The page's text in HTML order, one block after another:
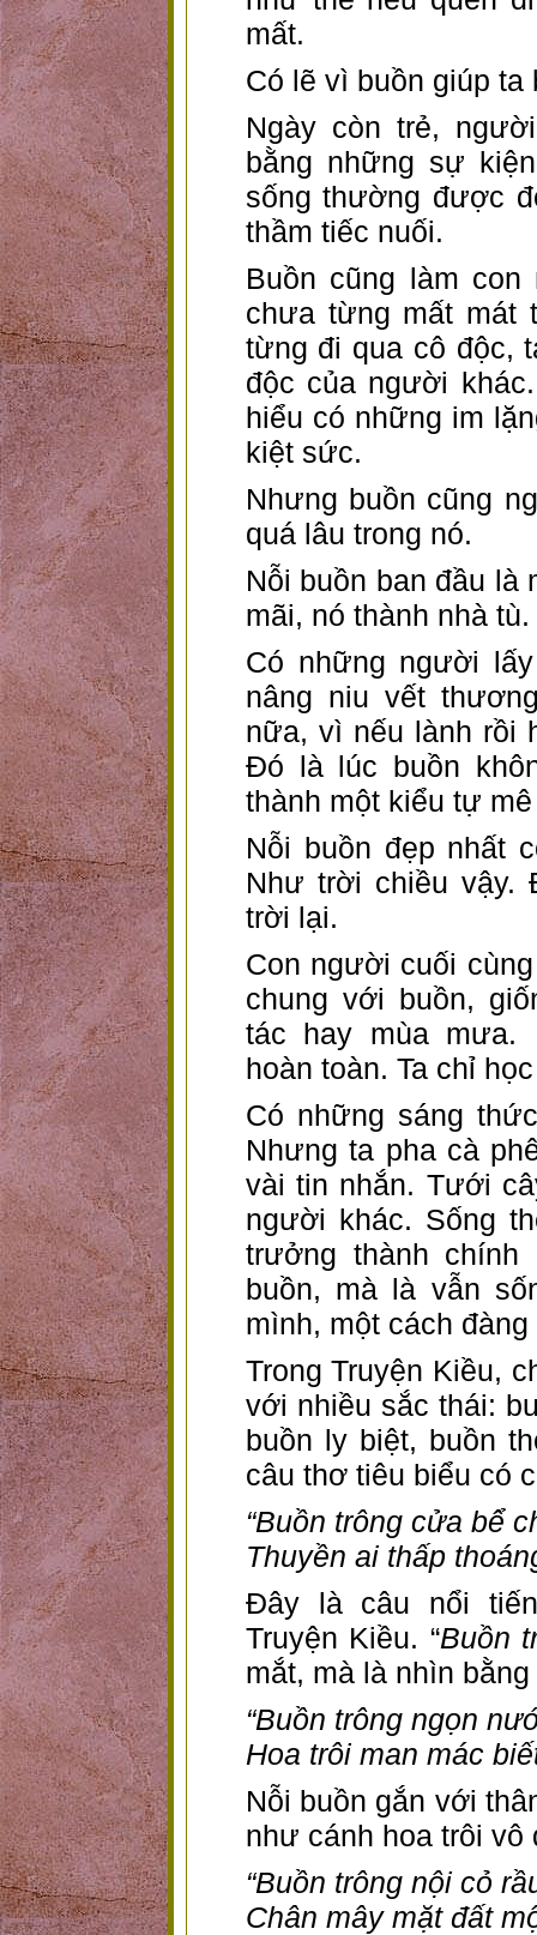
mất.
Có lẽ vì buồn giúp
Ngày còn trẻ,
bằng những sự
sống thường được
thầm tiếc nuối.
Buồn cũng làm
chưa từng mất mát
từng đi qua cô độc,
độc của người
hiểu có những im
kiệt sức.
Nhưng buồn cũng
quá lâu trong nó.
Nỗi buồn ban đầu là
mãi, nó thành nhà tù.
Có những người
nâng niu vết
nữa, vì nếu lành rồi
Đó là lúc buồn
thành một kiểu tự
Nỗi buồn đẹp nhất
Như trời chiều vậy.
trời lại.
Con người cuối
chung với buồn,
tác hay mùa mưa.
hoàn toàn. Ta chỉ
Có những sáng
Nhưng ta pha cà
vài tin nhắn. Tưới
người khác. Sống
trưởng thành
buồn, mà là vẫn
mình, một cách đàng
Trong Truyện Kiều,
với nhiều sắc thái:
buồn ly biệt, buồn
câu thơ tiêu biểu có
“Buồn trông cửa bể
Thuyền ai thấp
Đây là câu nổi
Truyện Kiều. “Buồn
mắt, mà là nhìn
“Buồn trông ngọn
Hoa trôi man mác
Nỗi buồn gắn với
như cánh hoa trôi vô
“Buồn trông nội cỏ
Chân mây mặt đất